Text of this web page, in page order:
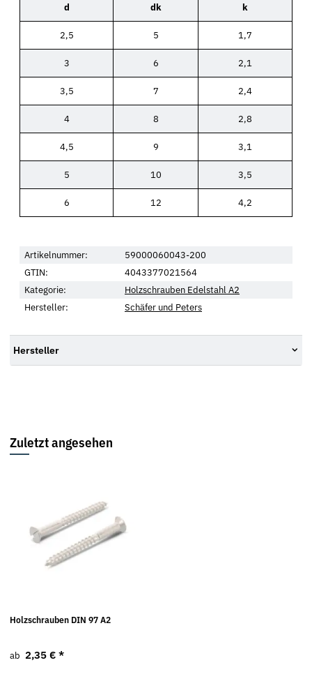
d dk k
2,5 5 1,7
3 6 2,1
3,5 7 2,4
4 8 2,8
4,5 9 3,1
5 10 3,5
6 12 4,2
Artikelnummer:
59000060043-200
GTIN:
4043377021564
Kategorie:
Holzschrauben Edelstahl A2
Hersteller:
Schäfer und Peters
Hersteller
Zuletzt angesehen
Holzschrauben DIN 97 A2
ab 2,35 € *